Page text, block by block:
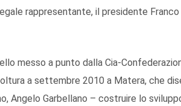
rappresentante, il presidente
messo a punto dalla Cia-
a settembre 2010 a Matera, che
Angelo Garbellano – costruire lo